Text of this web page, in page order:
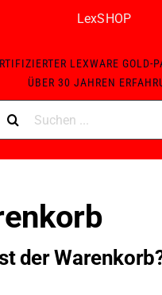
LexSHOP
LEXWARE GOLD-
ÜBER 30 JAHREN
nach:
der